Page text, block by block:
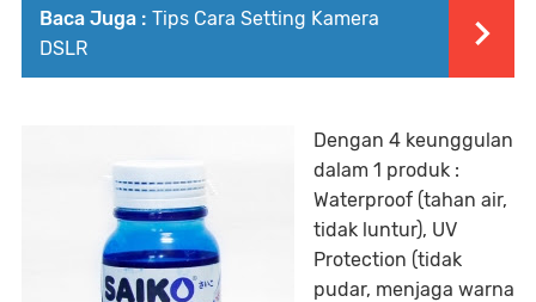
Baca Juga : Tips Cara Setting Kamera
DSLR
Dengan 4 keunggulan
dalam 1 produk :
Waterproof (tahan air,
tidak luntur), UV
Protection (tidak
pudar, menjaga warna